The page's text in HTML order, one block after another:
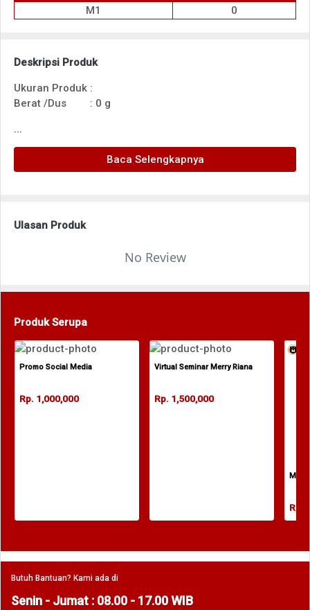
M1
0
Deskripsi Produk
Ukuran Produk :
Berat /Dus
: 0 g
...
Baca Selengkapnya
Ulasan Produk
No Review
Produk Serupa
Promo Social Media
Rp. 1,000,000
Virtual Seminar Merry Riana
Rp. 1,500,000
MZ x
Rp.
Butuh Bantuan? Kami ada di
Senin - Jumat : 08.00 - 17.00 WIB